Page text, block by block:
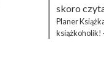
skoro
Planer
książkoholik! ·